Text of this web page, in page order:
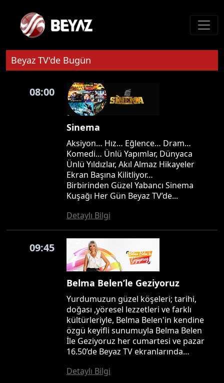
Beyaz TV'de Bugün
08:00
Sinema
Aksiyon… Hız… Eğlence… Dram…
Komedi… Ünlü Yapımlar, Dünyaca
Ünlü Yıldızlar, Akıl Almaz Hikayeler
Ekran Başına Kilitliyor…
Birbirinden Güzel Yabancı Sinema
Kuşağı Her Gün Beyaz TV’de...
Detaylı Bilgi
09:45
Belma Belen’le Geziyoruz
Yurdumuzun güzel köşeleri; tarihi,
doğası ,yöresel lezzetleri ve farklı
kültürleriyle, Belma Belen'in kendine
özgü keyifli sunumuyla Belma Belen
İle Geziyoruz her cumartesi ve pazar
16.50’de Beyaz TV ekranlarında…
Detaylı Bilgi